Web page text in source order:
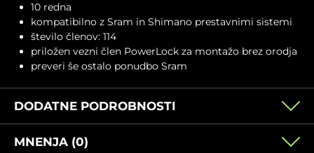
10 redna
kompatibilno z Sram in Shimano prestavnimi sistemi
število členov: 114
priložen vezni člen PowerLock za montažo brez orodja
preveri še ostalo ponudbo Sram
DODATNE PODROBNOSTI
MNENJA (0)